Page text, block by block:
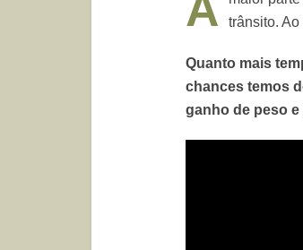
trânsito.
Quanto mais
chances temos
ganho de peso